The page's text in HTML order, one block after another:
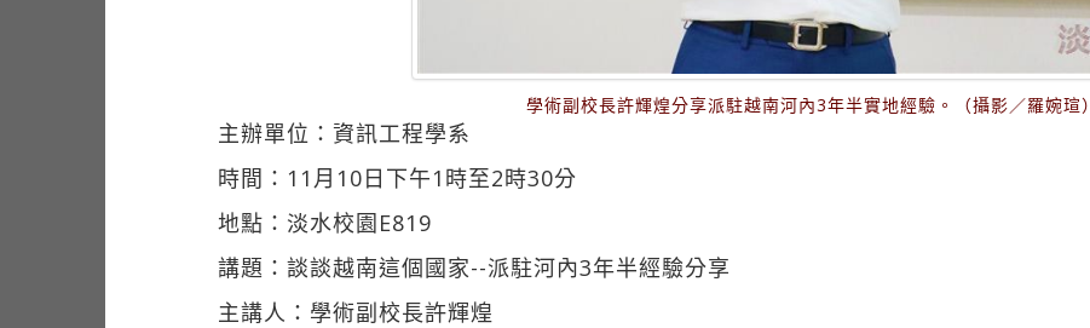
學術副校長許輝煌分享派駐越南河內3年半實地經驗。（攝影／羅婉瑄）
主辦單位：資訊工程學系
時間：11月10日下午1時至2時30分
地點：淡水校園E819
講題：談談越南這個國家--派駐河內3年半經驗分享
主講人：學術副校長許輝煌